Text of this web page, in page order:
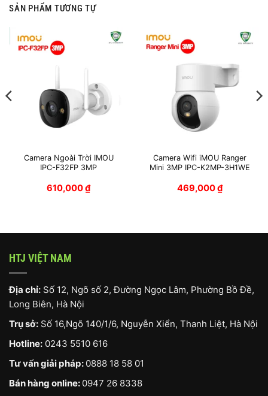
SẢN PHẨM TƯƠNG TỰ
Camera Ngoài Trời IMOU
IPC-F32FP 3MP
610,000₫
Camera Wifi iMOU Ranger
Mini 3MP IPC-K2MP-3H1WE
469,000₫
HTJ VIỆT NAM
Địa chỉ: Số 12, Ngõ số 2, Đường Ngọc Lâm, Phường Bồ Đề,
Long Biên, Hà Nội
Trụ sở: Số 16,Ngõ 140/1/6, Nguyễn Xiển, Thanh Liệt, Hà Nội
Hotline: 0243 5510 616
Tư vấn giải pháp: 0888 18 58 01
Bán hàng online: 0947 26 8338